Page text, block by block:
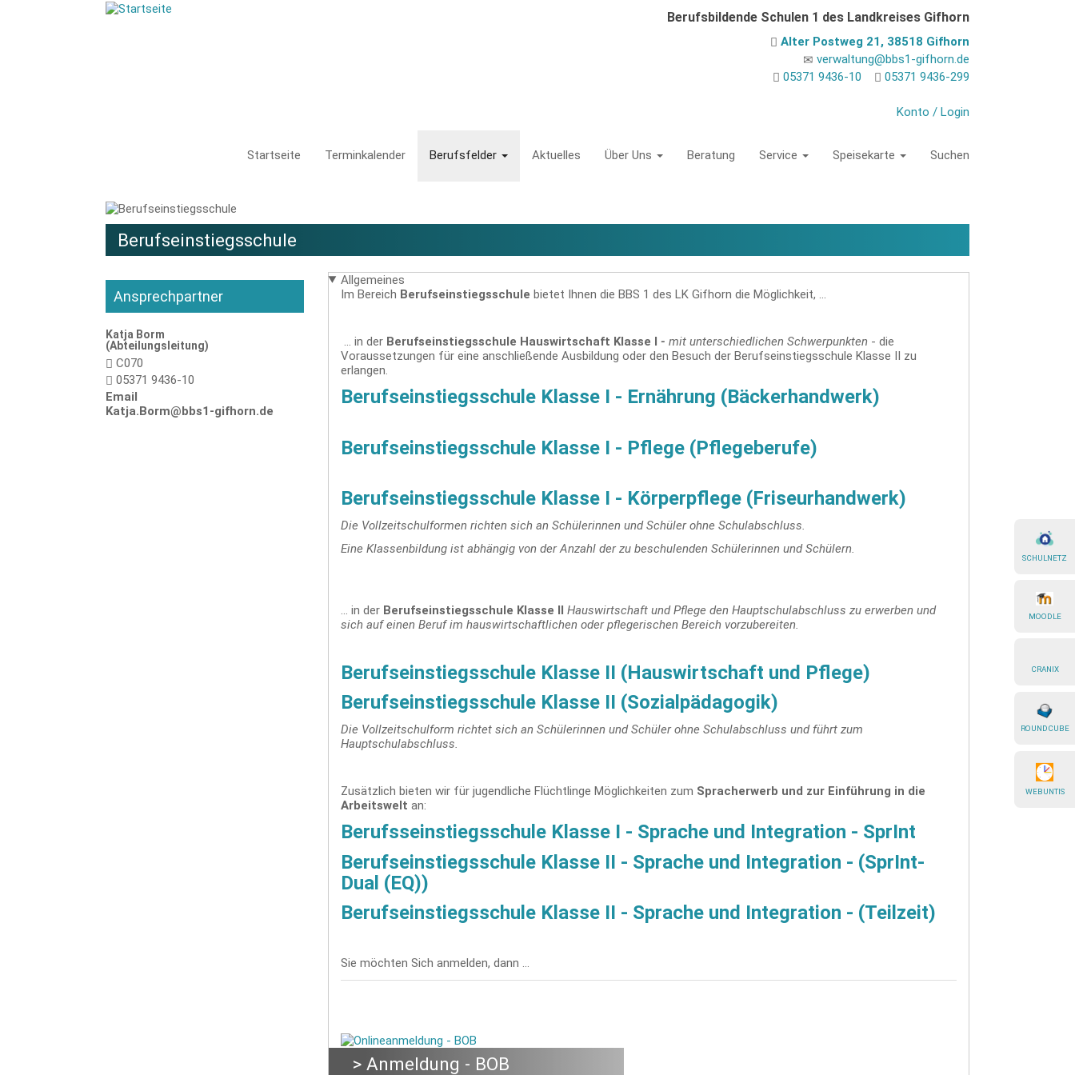
Berufsbildende Schulen 1 des Landkreises Gifhorn
Alter Postweg 21, 38518 Gifhorn
verwaltung@bbs1-gifhorn.de
05371 9436-10
05371 9436-299
Konto / Login
Main
Startseite Terminkalender Berufsfelder Aktuelles Über Uns Beratung Service Speisekarte Suchen
Berufseinstiegsschule
Ansprechpartner
Image
Katja Borm
(Abteilungsleitung)
C070
05371 9436-10
Email
Katja.Borm@bbs1-gifhorn.de
Allgemeines
Im Bereich Berufseinstiegsschule bietet Ihnen die BBS 1 des LK Gifhorn die Möglichkeit, ...
... in der Berufseinstiegsschule Hauswirtschaft Klasse I - mit unterschiedlichen Schwerpunkten - die
Voraussetzungen für eine anschließende Ausbildung oder den Besuch der Berufseinstiegsschule Klasse II zu
erlangen.
Berufseinstiegsschule Klasse I - Ernährung (Bäckerhandwerk)
Berufseinstiegsschule Klasse I - Pflege (Pflegeberufe)
Berufseinstiegsschule Klasse I - Körperpflege (Friseurhandwerk)
Die Vollzeitschulformen richten sich an Schülerinnen und Schüler ohne Schulabschluss.
Eine Klassenbildung ist abhängig von der Anzahl der zu beschulenden Schülerinnen und Schülern.
... in der Berufseinstiegsschule Klasse II Hauswirtschaft und Pflege den Hauptschulabschluss zu erwerben und
sich auf einen Beruf im hauswirtschaftlichen oder pflegerischen Bereich vorzubereiten.
Berufseinstiegsschule Klasse II (Hauswirtschaft und Pflege)
Berufseinstiegsschule Klasse II (Sozialpädagogik)
Die Vollzeitschulform richtet sich an Schülerinnen und Schüler ohne Schulabschluss und führt zum
Hauptschulabschluss.
Zusätzlich bieten wir für jugendliche Flüchtlinge Möglichkeiten zum Spracherwerb und zur Einführung in die
Arbeitswelt an:
Berufsseinstiegsschule Klasse I - Sprache und Integration - SprInt
Berufseinstiegsschule Klasse II - Sprache und Integration - (SprInt-
Dual (EQ))
Berufseinstiegsschule Klasse II - Sprache und Integration - (Teilzeit)
Sie möchten Sich anmelden, dann ...
> Anmeldung - BOB
SCHULNETZ
MOODLE
CRANIX
ROUNDCUBE
WEBUNTIS